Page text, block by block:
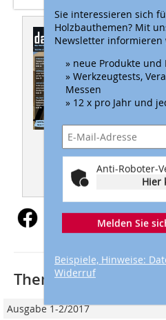
Dieser
06/
Sie interessieren sich
Holzbauthemen? Mit
Newsletter informieren
» neue Produkte und
» Werkzeugtests,
Messen
» 12 x pro Jahr und
Anti-Roboter-
Hier
Melden Sie
Beispiele, Hinweise:
Widerruf
Thematisch
Ausgabe 1-2/2017